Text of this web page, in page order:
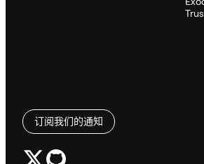
订阅我们的通知